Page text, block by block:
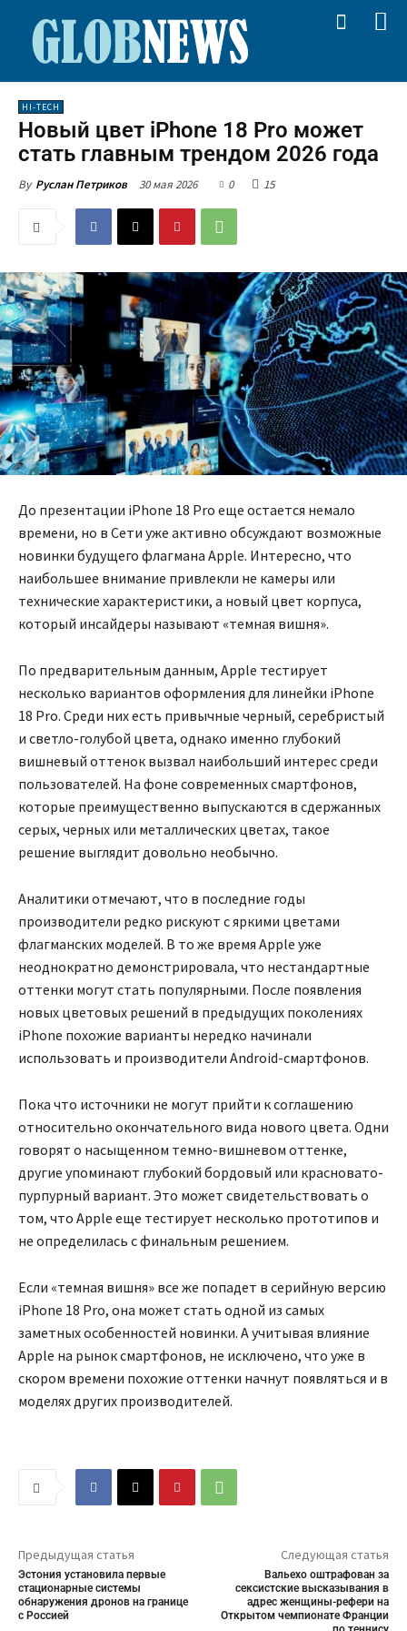
HI-TECH
Новый цвет iPhone 18 Pro может
стать главным трендом 2026 года
By Руслан Петриков 30 мая 2026 0 15
До презентации iPhone 18 Pro еще остается немало
времени, но в Сети уже активно обсуждают возможные
новинки будущего флагмана Apple. Интересно, что
наибольшее внимание привлекли не камеры или
технические характеристики, а новый цвет корпуса,
который инсайдеры называют «темная вишня».
По предварительным данным, Apple тестирует
несколько вариантов оформления для линейки iPhone
18 Pro. Среди них есть привычные черный, серебристый
и светло-голубой цвета, однако именно глубокий
вишневый оттенок вызвал наибольший интерес среди
пользователей. На фоне современных смартфонов,
которые преимущественно выпускаются в сдержанных
серых, черных или металлических цветах, такое
решение выглядит довольно необычно.
Аналитики отмечают, что в последние годы
производители редко рискуют с яркими цветами
флагманских моделей. В то же время Apple уже
неоднократно демонстрировала, что нестандартные
оттенки могут стать популярными. После появления
новых цветовых решений в предыдущих поколениях
iPhone похожие варианты нередко начинали
использовать и производители Android-смартфонов.
Пока что источники не могут прийти к соглашению
относительно окончательного вида нового цвета. Одни
говорят о насыщенном темно-вишневом оттенке,
другие упоминают глубокий бордовый или красновато-
пурпурный вариант. Это может свидетельствовать о
том, что Apple еще тестирует несколько прототипов и
не определилась с финальным решением.
Если «темная вишня» все же попадет в серийную версию
iPhone 18 Pro, она может стать одной из самых
заметных особенностей новинки. А учитывая влияние
Apple на рынок смартфонов, не исключено, что уже в
скором времени похожие оттенки начнут появляться и в
моделях других производителей.
Предыдущая статья
Эстония установила первые
стационарные системы
обнаружения дронов на границе
с Россией
Следующая статья
Вальехо оштрафован за
сексистские высказывания в
адрес женщины-рефери на
Открытом чемпионате Франции